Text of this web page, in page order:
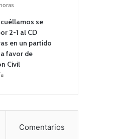
se
2-1 al CD
en un partido
favor de
Civil
Comentarios